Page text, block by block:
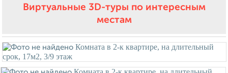
Виртуальные 3D-туры по интересным
местам